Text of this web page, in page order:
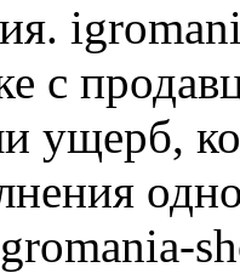
с
ущерб,